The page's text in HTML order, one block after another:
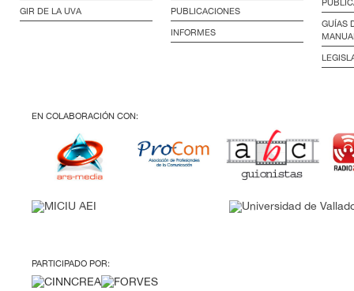
GIR DE LA UVA PUBLICACIONES
INFORMES
GUÍAS
EN COLABORACIÓN CON:
PARTICIPADO POR: